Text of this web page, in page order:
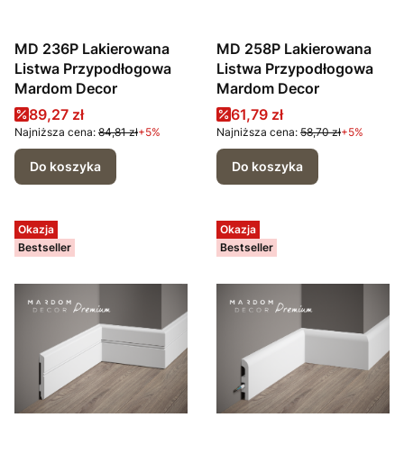
MD 236P Lakierowana
Listwa Przypodłogowa
Mardom Decor
Cena promocyjna
89,27 zł
Najniższa cena: 84,81 zł+5%
Do koszyka
MD 258P Lakierowana
Listwa Przypodłogowa
Mardom Decor
Cena promocyjna
61,79 zł
Najniższa cena: 58,70 zł+5%
Do koszyka
Okazja
Bestseller
Okazja
Bestseller